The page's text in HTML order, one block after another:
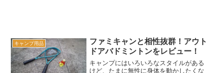
キャンプ用品
ファミキャンと相性抜群！アウト
ドアバドミントンをレビュー！
キャンプにはいろいろなスタイルがある
けど、たまに無性に身体を動かしたくな